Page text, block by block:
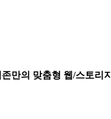
만의 맞춤형 웹/스토리지